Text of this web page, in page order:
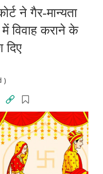
ने गैर-मान्यता
में विवाह कराने के
)